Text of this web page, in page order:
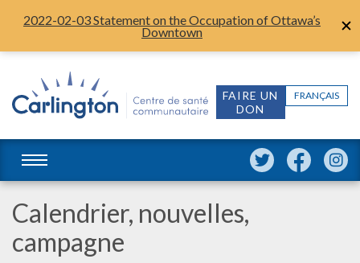
2022-02-03 Statement on the Occupation of Ottawa’s
Downtown
FRANÇAIS
FAIRE UN
DON
Calendrier, nouvelles,
campagne